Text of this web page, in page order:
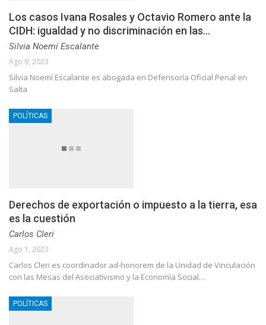
Los casos Ivana Rosales y Octavio Romero ante la
CIDH: igualdad y no discriminación en las…
Silvia Noemí Escalante
Ago 9, 2023
Silvia Noemí Escalante es abogada en Defensoría Oficial Penal en
Salta
POLÍTICAS
Derechos de exportación o impuesto a la tierra, esa
es la cuestión
Carlos Cleri
Ago 1, 2023
Carlos Cleri es coordinador ad-honorem de la Unidad de Vinculación
con las Mesas del Asociativismo y la Economía Social…
POLÍTICAS